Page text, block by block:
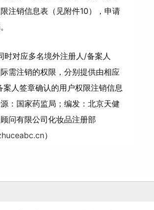
注销信息表（见附件10），申请
时对应多名境外注册人/备案人
需注销的权限，分别提供由相应
案人签章确认的用户权限注销信息
：国家药监局；编发：北京天健
问有限公司化妆品注册部
）